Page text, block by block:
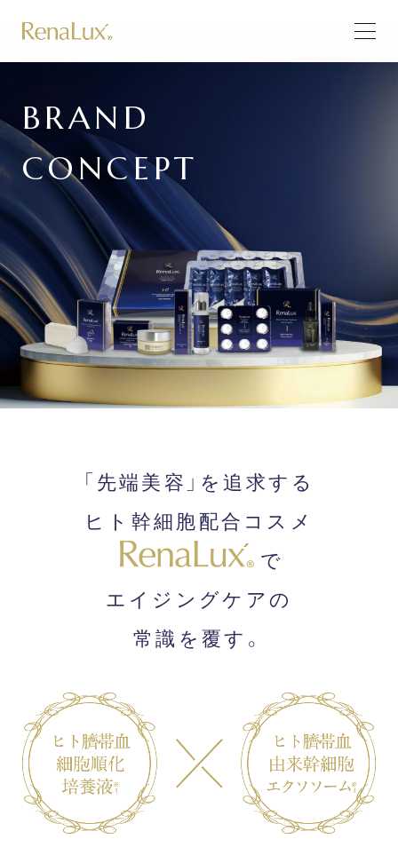
BRAND
CONCEPT
「先端美容」を追求する
ヒト幹細胞配合コスメ
で
エイジングケアの
常識を覆す。